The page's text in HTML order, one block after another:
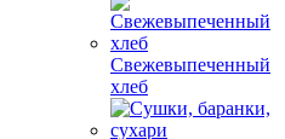
Свежевыпеченный
хлеб